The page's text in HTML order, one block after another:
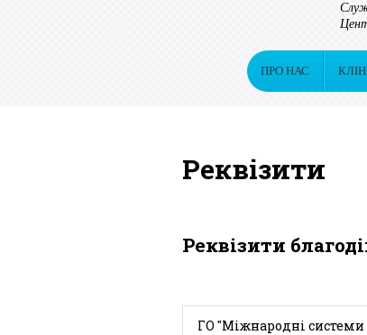
ПРО НАС
Реквізити
Реквізити
ГО "Міжнародні системи